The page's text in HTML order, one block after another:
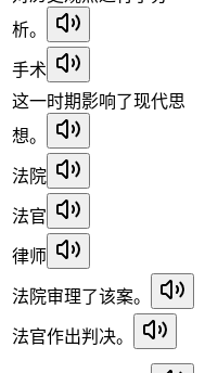
析。
手术
这一时期影响了现代思
想。
法院
法官
律师
法院审理了该案。
法官作出判决。